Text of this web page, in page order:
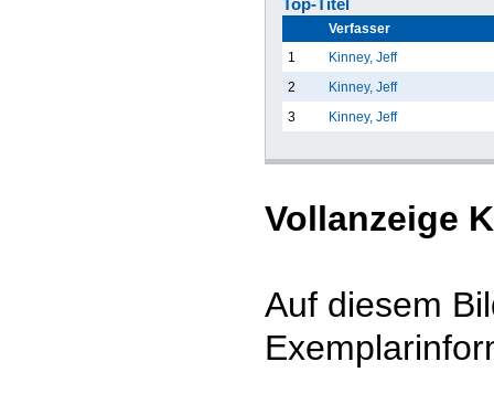
Verfasser
1
Kinney, Jeff
2 Kinney, Jeff
3 Kinney, Jeff
Vollanzeige
Auf diesem